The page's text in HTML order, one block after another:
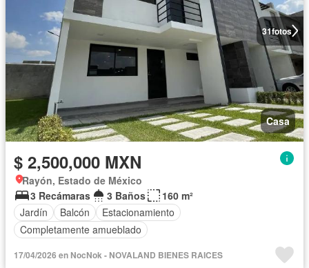
31fotos
Casa
$ 2,500,000 MXN
Rayón, Estado de México
3 Recámaras
3 Baños
160 m²
Jardín
Balcón
Estacionamiento
Completamente amueblado
17/04/2026 en NocNok - NOVALAND BIENES RAICES